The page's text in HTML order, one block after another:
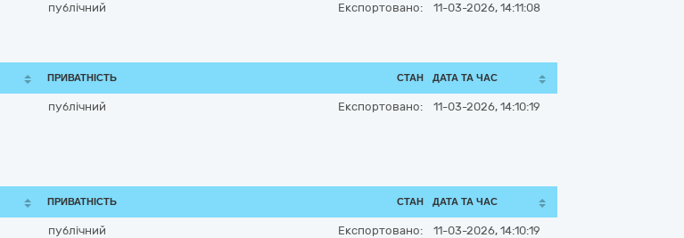
публічний Експортовано: 11-03-2026, 14:11:08
ПРИВАТНІСТЬ СТАН ДАТА ТА ЧАС
публічний Експортовано: 11-03-2026, 14:10:19
ПРИВАТНІСТЬ СТАН ДАТА ТА ЧАС
публічний Експортовано: 11-03-2026, 14:10:19